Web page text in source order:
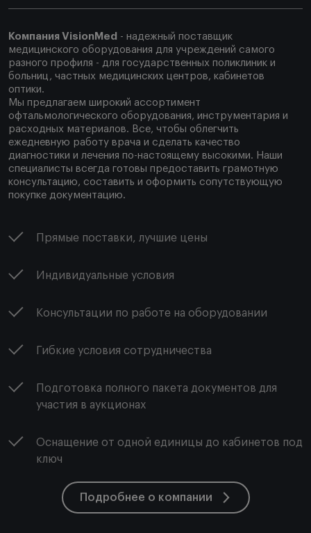
Компания VisionMed - надежный поставщик
медицинского оборудования для учреждений самого
разного профиля - для государственных поликлиник и
больниц, частных медицинских центров, кабинетов
оптики.
Мы предлагаем широкий ассортимент
офтальмологического оборудования, инструментария и
расходных материалов. Все, чтобы облегчить
ежедневную работу врача и сделать качество
диагностики и лечения по-настоящему высокими. Наши
специалисты всегда готовы предоставить грамотную
консультацию, составить и оформить сопутствующую
покупке документацию.
Прямые поставки, лучшие цены
Индивидуальные условия
Консультации по работе на оборудовании
Гибкие условия сотрудничества
Подготовка полного пакета документов для
участия в аукционах
Оснащение от одной единицы до кабинетов под
ключ
Подробнее о компании